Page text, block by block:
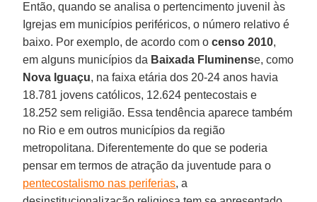
Então, quando se analisa o pertencimento juvenil às
Igrejas em municípios periféricos, o número relativo é
baixo. Por exemplo, de acordo com o censo 2010,
em alguns municípios da Baixada Fluminense, como
Nova Iguaçu, na faixa etária dos 20-24 anos havia
18.781 jovens católicos, 12.624 pentecostais e
18.252 sem religião. Essa tendência aparece também
no Rio e em outros municípios da região
metropolitana. Diferentemente do que se poderia
pensar em termos de atração da juventude para o
pentecostalismo nas periferias, a